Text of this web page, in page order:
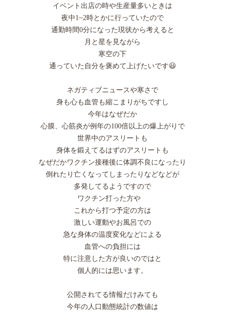
イベント出店の時や生産量多いときは
夜中1~2時とかに行っていたので
通勤時間0分になった現状から考えると
月と星を見ながら
寒空の下
通っていた自分を褒めて上げたいです😃
ネガティブニュースや寒さで
身も心も血管も縮こまりがちですし
今年はなぜだか
心膜、心筋炎が例年の100倍以上の爆上がりで
世界中のアスリートも
身体を鍛えてるはずのアスリートも
なぜだかワクチン接種後に体調不良になったり
倒れたり亡くなってしまったりなどなどが
多発してるようですので
ワクチン打った方や
これから打つ予定の方は
激しい運動やお風呂での
急な身体の温度変化などによる
血管への負担には
特に注意した方が良いのではと
個人的には思います。
公開されてる情報だけみても
今年の人口動態統計の数値は